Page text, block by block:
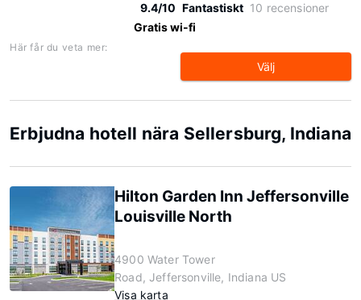
9.4/10 Fantastiskt 10 recensioner
Gratis wi-fi
Här får du veta mer:
Välj
Erbjudna hotell nära Sellersburg, Indiana
Hilton Garden Inn Jeffersonville
Louisville North
4900 Water Tower
Road, Jeffersonville, Indiana US
Visa karta